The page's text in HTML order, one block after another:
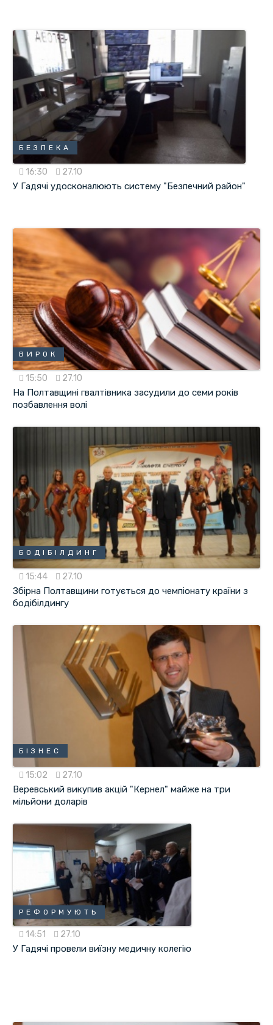
БЕЗПЕКА
16:30 27.10
У Гадячі удосконалюють систему "Безпечний район"
ВИРОК
15:50 27.10
На Полтавщині гвалтівника засудили до семи років
позбавлення волі
БОДІБІЛДИНГ
15:44 27.10
Збірна Полтавщини готується до чемпіонату країни з
бодібілдингу
БІЗНЕС
15:02 27.10
Веревський викупив акцій "Кернел" майже на три
мільйони доларів
РЕФОРМУЮТЬ
14:51 27.10
У Гадячі провели виїзну медичну колегію